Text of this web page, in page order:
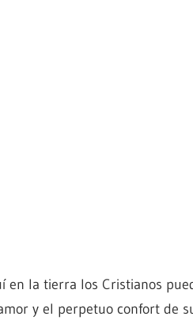
en la tierra los Cristianos
y el perpetuo confort de